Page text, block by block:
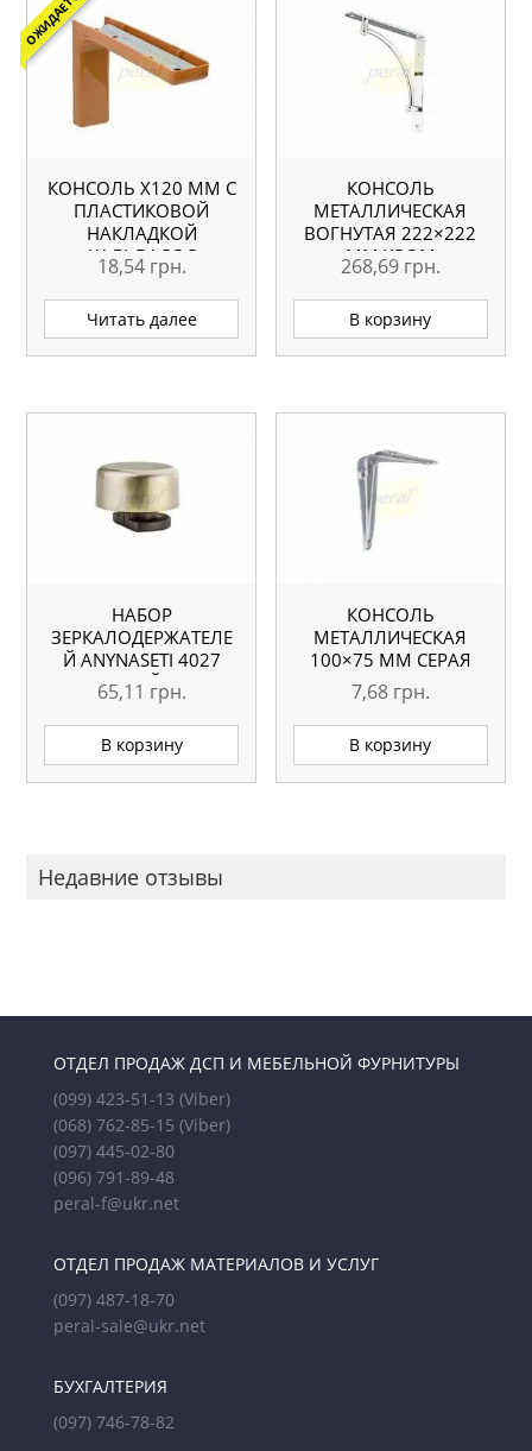
ОЖИДАЕТСЯ
КОНСОЛЬ Х120 ММ С
ПЛАСТИКОВОЙ
НАКЛАДКОЙ
КАЛЬВАДОС
18,54 грн.
Читать далее
КОНСОЛЬ
МЕТАЛЛИЧЕСКАЯ
ВОГНУТАЯ 222×222
ММ ХРОМ
268,69 грн.
В корзину
НАБОР
ЗЕРКАЛОДЕРЖАТЕЛЕ
Й АNYNASETI 4027
МАТОВЫЙ (4ШТ)
65,11 грн.
В корзину
КОНСОЛЬ
МЕТАЛЛИЧЕСКАЯ
100×75 ММ СЕРАЯ
7,68 грн.
В корзину
Недавние отзывы
ОТДЕЛ ПРОДАЖ ДСП И МЕБЕЛЬНОЙ ФУРНИТУРЫ
(099) 423-51-13 (Viber)
(068) 762-85-15 (Viber)
(097) 445-02-80
(096) 791-89-48
peral-f@ukr.net
ОТДЕЛ ПРОДАЖ МАТЕРИАЛОВ И УСЛУГ
(097) 487-18-70
peral-sale@ukr.net
БУХГАЛТЕРИЯ
(097) 746-78-82